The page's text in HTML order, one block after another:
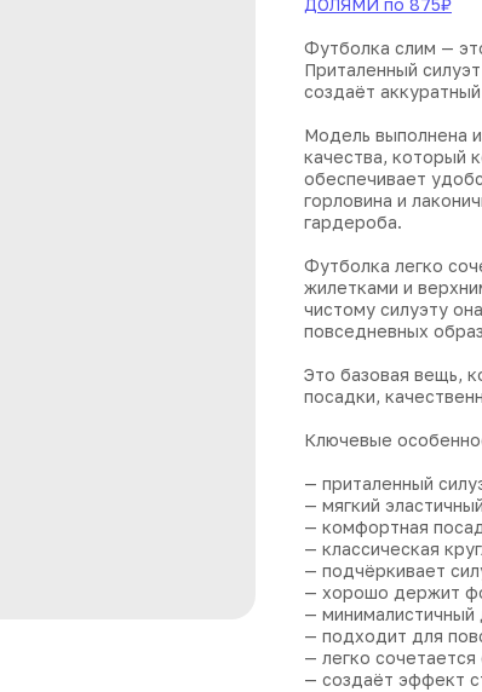
ДОЛЯМИ по 875₽
Футболка слим —
Приталенный
создаёт
Модель выполнена
качества, который
обеспечивает
горловина и
гардероба.
Футболка легко
жилетками и
чистому силуэту
повседневных
Это базовая вещь,
посадки,
Ключевые
— приталенный
— мягкий
— комфортная
— классическая
— подчёркивает
— хорошо держит
— минималистичный
— подходит для
— легко сочетается
— создаёт эффект